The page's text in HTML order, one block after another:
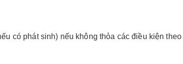
có phát sinh) nếu không thỏa các điều kiện